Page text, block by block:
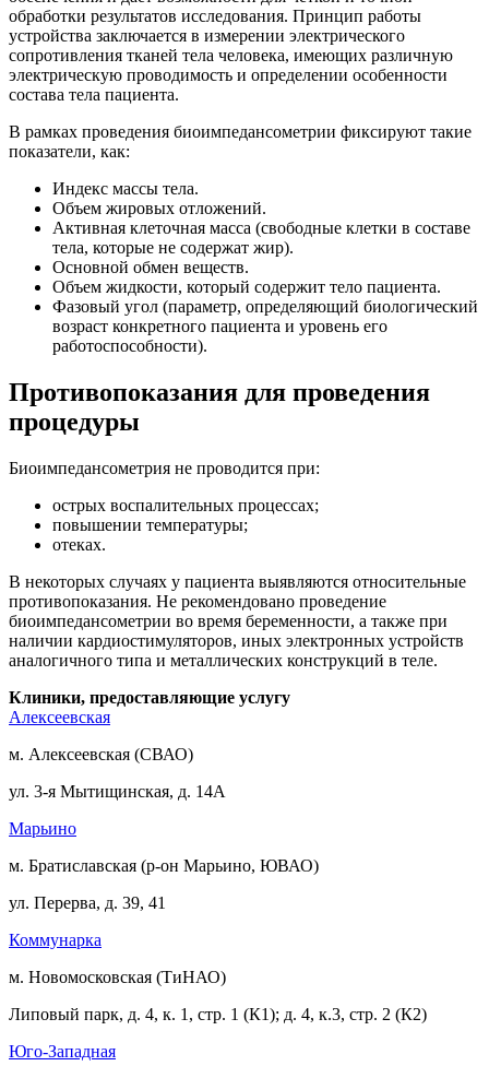
обработки результатов исследования. Принцип работы
устройства заключается в измерении электрического
сопротивления тканей тела человека, имеющих различную
электрическую проводимость и определении особенности
состава тела пациента.
В рамках проведения биоимпедансометрии фиксируют такие
показатели, как:
Индекс массы тела.
Объем жировых отложений.
Активная клеточная масса (свободные клетки в составе
тела, которые не содержат жир).
Основной обмен веществ.
Объем жидкости, который содержит тело пациента.
Фазовый угол (параметр, определяющий биологический
возраст конкретного пациента и уровень его
работоспособности).
Противопоказания для проведения
процедуры
Биоимпедансометрия не проводится при:
острых воспалительных процессах;
повышении температуры;
отеках.
В некоторых случаях у пациента выявляются относительные
противопоказания. Не рекомендовано проведение
биоимпедансометрии во время беременности, а также при
наличии кардиостимуляторов, иных электронных устройств
аналогичного типа и металлических конструкций в теле.
Клиники, предоставляющие услугу
Алексеевская
м. Алексеевская (СВАО)
ул. 3-я Мытищинская, д. 14А
Марьино
м. Братиславская (р-он Марьино, ЮВАО)
ул. Перерва, д. 39, 41
Коммунарка
м. Новомосковская (ТиНАО)
Липовый парк, д. 4, к. 1, стр. 1 (К1); д. 4, к.3, стр. 2 (К2)
Юго-Западная